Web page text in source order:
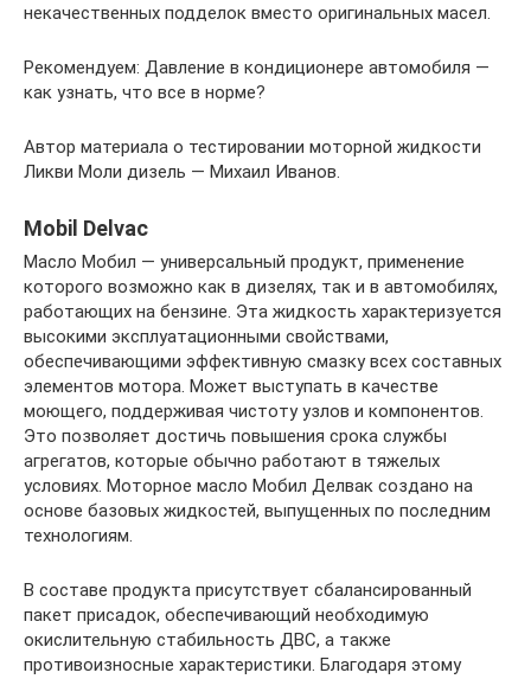
некачественных подделок вместо оригинальных масел.
Рекомендуем: Давление в кондиционере автомобиля —
как узнать, что все в норме?
Автор материала о тестировании моторной жидкости
Ликви Моли дизель — Михаил Иванов.
Mobil Delvac
Масло Мобил — универсальный продукт, применение
которого возможно как в дизелях, так и в автомобилях,
работающих на бензине. Эта жидкость характеризуется
высокими эксплуатационными свойствами,
обеспечивающими эффективную смазку всех составных
элементов мотора. Может выступать в качестве
моющего, поддерживая чистоту узлов и компонентов.
Это позволяет достичь повышения срока службы
агрегатов, которые обычно работают в тяжелых
условиях. Моторное масло Мобил Делвак создано на
основе базовых жидкостей, выпущенных по последним
технологиям.
В составе продукта присутствует сбалансированный
пакет присадок, обеспечивающий необходимую
окислительную стабильность ДВС, а также
противоизносные характеристики. Благодаря этому